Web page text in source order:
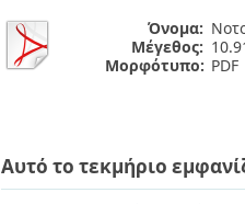
Όνομα:
Μέγεθος:
Μορφότυπο: PDF
Αυτό το τεκμήριο